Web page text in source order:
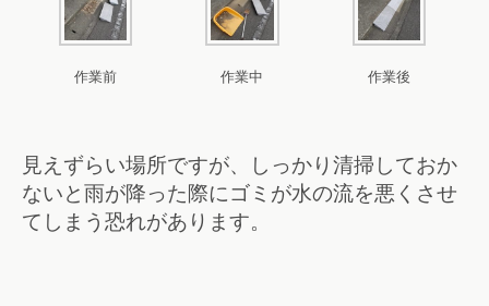
作業前 作業中 作業後
見えずらい場所ですが、しっかり清掃しておか
ないと雨が降った際にゴミが水の流を悪くさせ
てしまう恐れがあります。